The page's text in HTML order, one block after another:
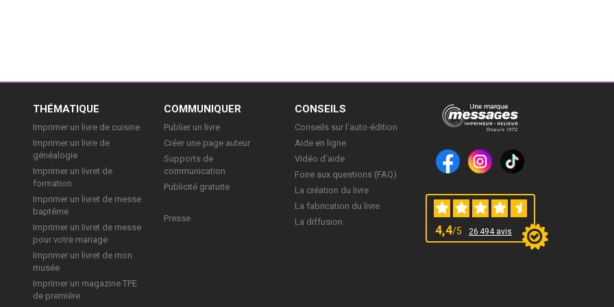
THÉMATIQUE
Imprimer un livre de cuisine
Imprimer un livre de
généalogie
Imprimer un livret de
formation
Imprimer un livret de messe
baptême
Imprimer un livret de messe
pour votre mariage
Imprimer un livret de mon
musée
Imprimer un magazine TPE
de première
COMMUNIQUER
Publier un livre
Créer une page auteur
Supports de
communication
Publicité gratuite
Presse
CONSEILS
Conseils sur l’auto-édition
Aide en ligne
Vidéo d’aide
Foire aux questions (FAQ)
La création du livre
La fabrication du livre
La diffusion
4,4/5 26 494 avis